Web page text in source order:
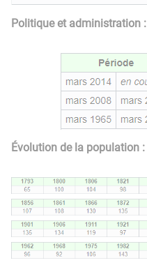
Politique et administration :
Évolution de la population :